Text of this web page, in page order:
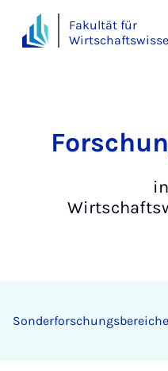
Fakultät für
Sonderforschungsbereiche